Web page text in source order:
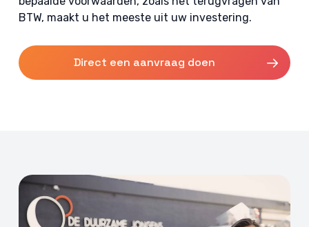
BTW, maakt u het meeste uit uw investering.
Direct een aanvraag doen